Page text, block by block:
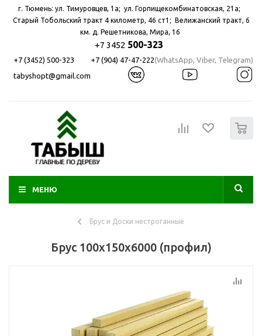
г. Тюмень: ул. Тимуровцев, 1а; ул. Горпищекомбинатовская, 21а; ​
Старый Тобольский тракт 4 километр, 46 ст1; Велижанский тракт, 6
км. д. Решетникова, Мира, 16
+7 3452 500-323
+7 (3452) 500-323 +7 (904) 47-47-222(WhatsApp, Viber, Telegram)
tabyshopt@gmail.com
МЕНЮ
Брус и Доски нестроганные
Брус 100х150х6000 (профил)